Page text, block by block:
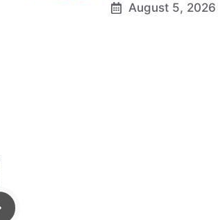
August 5, 2026